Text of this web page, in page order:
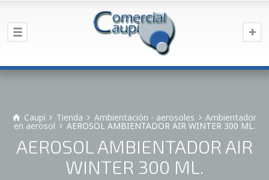
Caupi Tienda Ambientación - aerosoles Ambientador
en aerosol AEROSOL AMBIENTADOR AIR WINTER 300 ML.
AEROSOL AMBIENTADOR AIR
WINTER 300 ML.